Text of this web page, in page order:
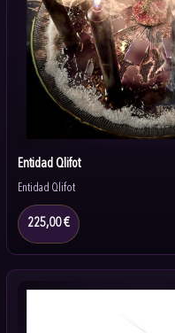
Entidad Qlifot
Entidad Qlifot
225,00 €